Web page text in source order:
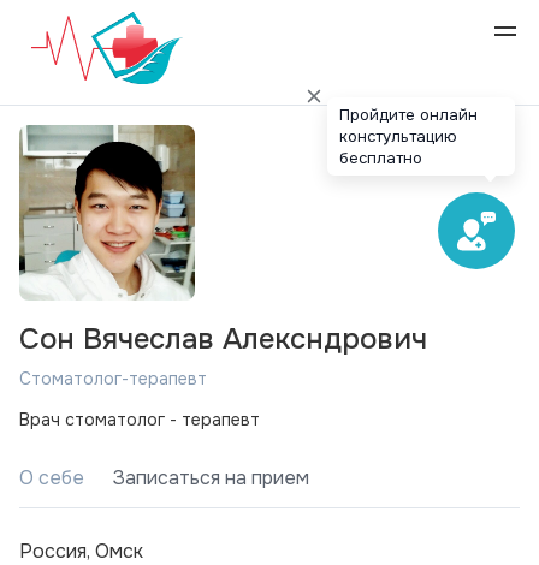
Сон Вячеслав Алексндрович
Стоматолог-терапевт
Врач стоматолог - терапевт
О себе Записаться на прием
Россия, Омск
Пройдите онлайн
констультацию
бесплатно